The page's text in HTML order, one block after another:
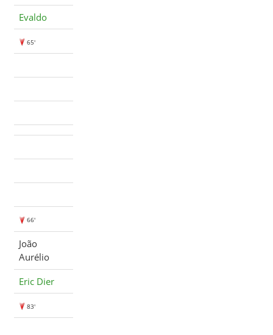
Evaldo
65'
66'
João
Aurélio
Eric Dier
83'